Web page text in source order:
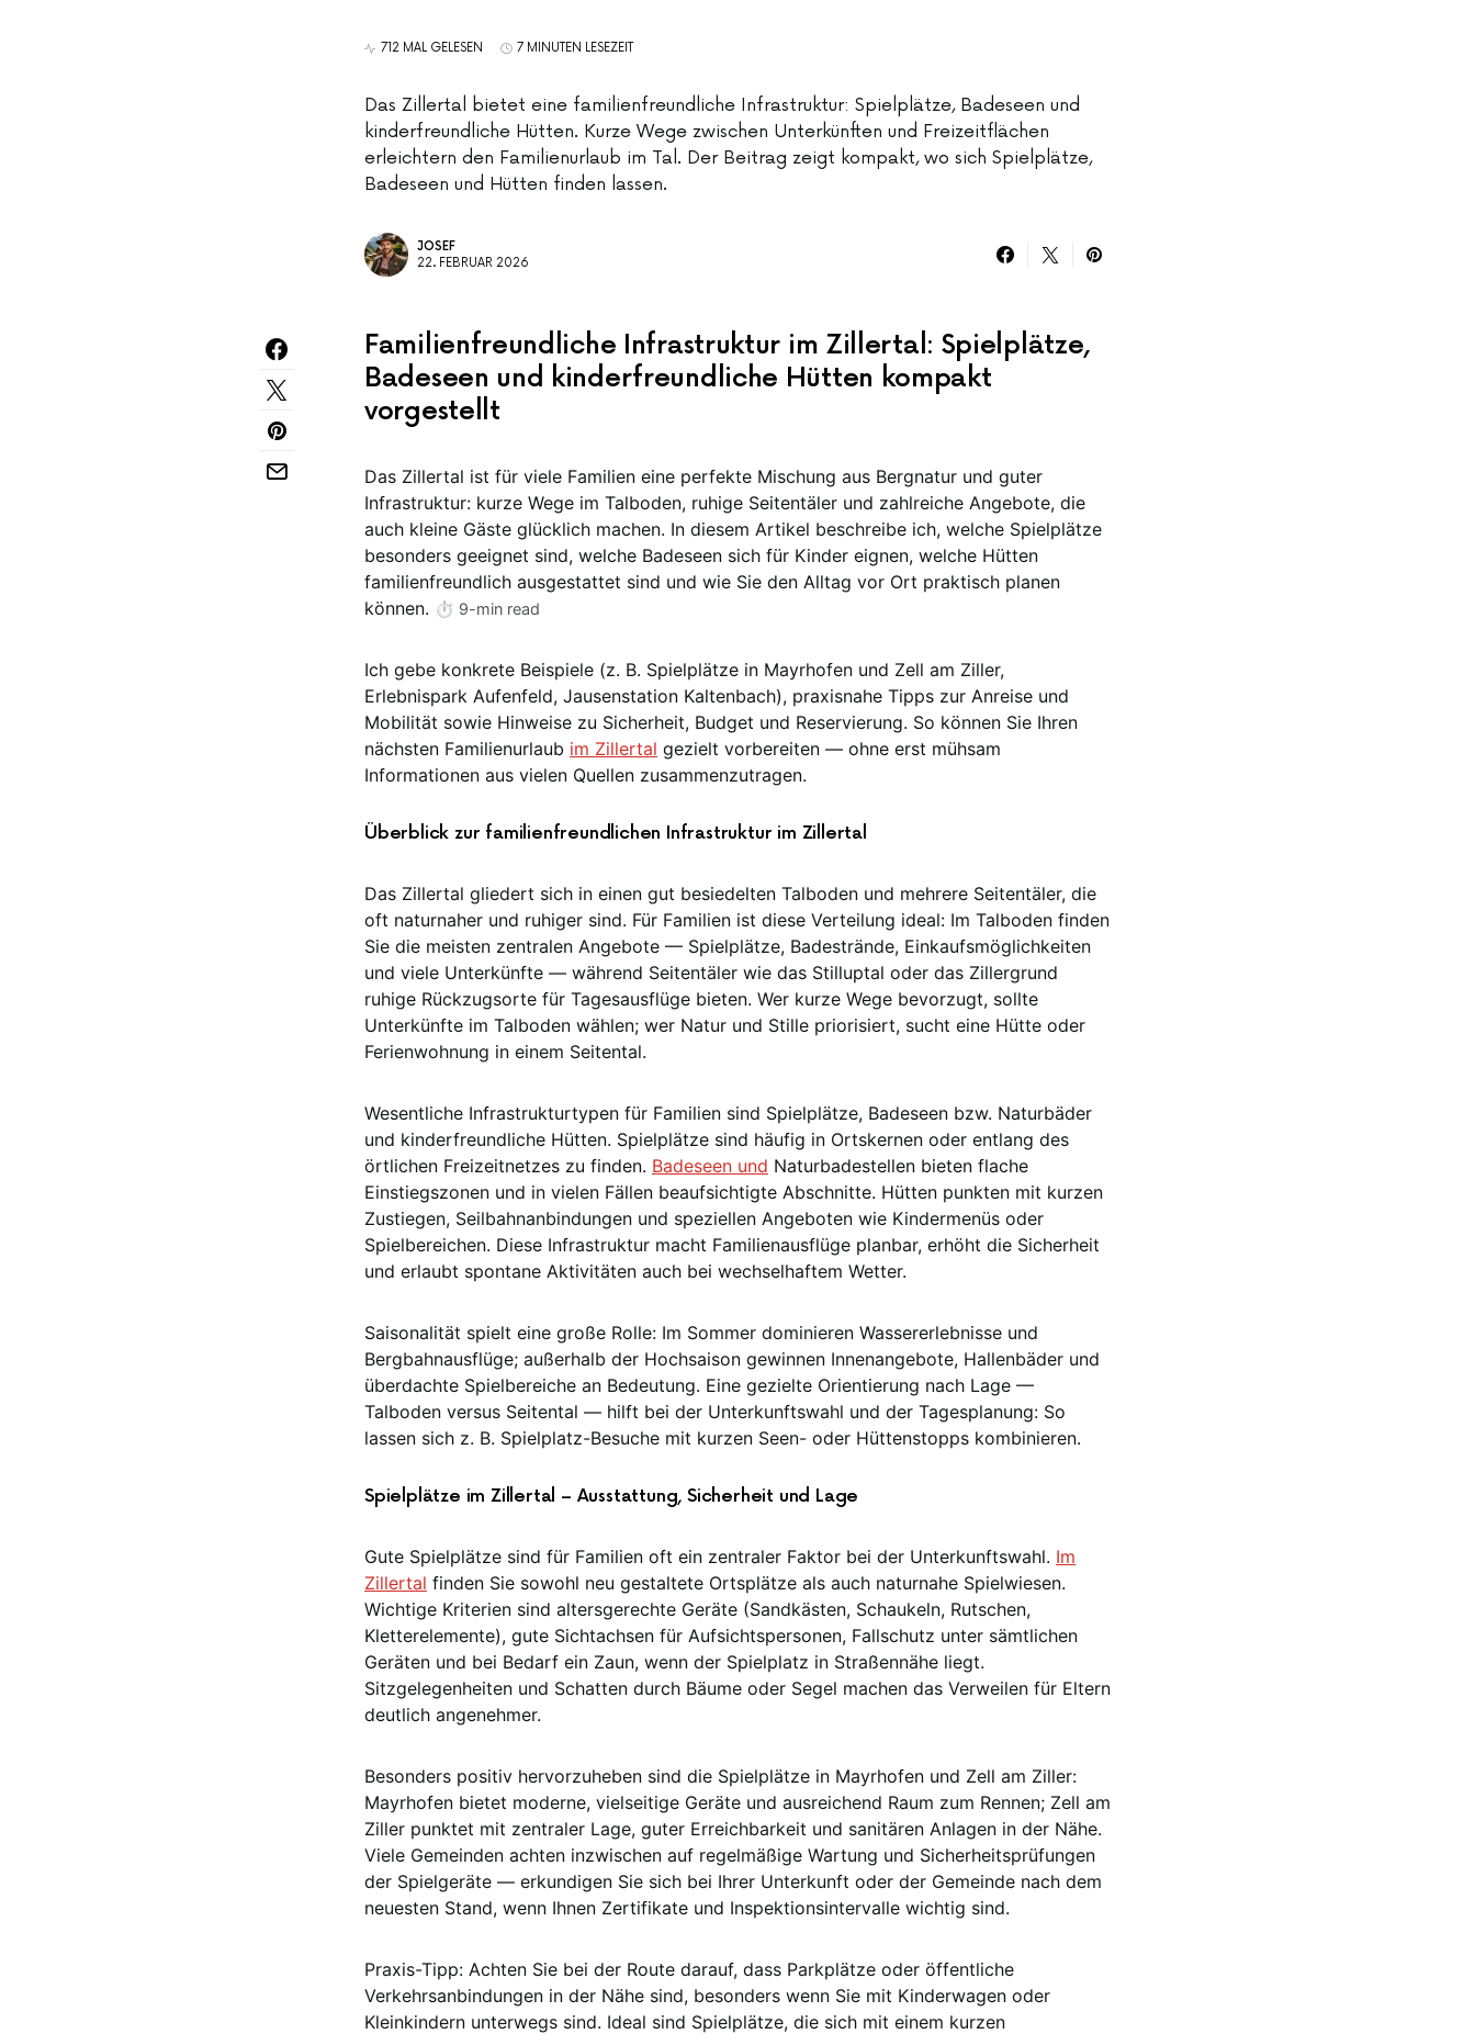
712 MAL GELESEN 7 MINUTEN LESEZEIT
Das Zillertal bietet eine familienfreundliche Infrastruktur: Spielplätze, Badeseen und
kinderfreundliche Hütten. Kurze Wege zwischen Unterkünften und Freizeitflächen
erleichtern den Familienurlaub im Tal. Der Beitrag zeigt kompakt, wo sich Spielplätze,
Badeseen und Hütten finden lassen.
JOSEF
22. FEBRUAR 2026
Familienfreundliche Infrastruktur im Zillertal: Spielplätze,
Badeseen und kinderfreundliche Hütten kompakt
vorgestellt
Das Zillertal ist für viele Familien eine perfekte Mischung aus Bergnatur und guter
Infrastruktur: kurze Wege im Talboden, ruhige Seitentäler und zahlreiche Angebote, die
auch kleine Gäste glücklich machen. In diesem Artikel beschreibe ich, welche Spielplätze
besonders geeignet sind, welche Badeseen sich für Kinder eignen, welche Hütten
familienfreundlich ausgestattet sind und wie Sie den Alltag vor Ort praktisch planen
können. ⏱️ 9-min read
Ich gebe konkrete Beispiele (z. B. Spielplätze in Mayrhofen und Zell am Ziller,
Erlebnispark Aufenfeld, Jausenstation Kaltenbach), praxisnahe Tipps zur Anreise und
Mobilität sowie Hinweise zu Sicherheit, Budget und Reservierung. So können Sie Ihren
nächsten Familienurlaub im Zillertal gezielt vorbereiten — ohne erst mühsam
Informationen aus vielen Quellen zusammenzutragen.
Überblick zur familienfreundlichen Infrastruktur im Zillertal
Das Zillertal gliedert sich in einen gut besiedelten Talboden und mehrere Seitentäler, die
oft naturnaher und ruhiger sind. Für Familien ist diese Verteilung ideal: Im Talboden finden
Sie die meisten zentralen Angebote — Spielplätze, Badestrände, Einkaufsmöglichkeiten
und viele Unterkünfte — während Seitentäler wie das Stilluptal oder das Zillergrund
ruhige Rückzugsorte für Tagesausflüge bieten. Wer kurze Wege bevorzugt, sollte
Unterkünfte im Talboden wählen; wer Natur und Stille priorisiert, sucht eine Hütte oder
Ferienwohnung in einem Seitental.
Wesentliche Infrastrukturtypen für Familien sind Spielplätze, Badeseen bzw. Naturbäder
und kinderfreundliche Hütten. Spielplätze sind häufig in Ortskernen oder entlang des
örtlichen Freizeitnetzes zu finden. Badeseen und Naturbadestellen bieten flache
Einstiegszonen und in vielen Fällen beaufsichtigte Abschnitte. Hütten punkten mit kurzen
Zustiegen, Seilbahnanbindungen und speziellen Angeboten wie Kindermenüs oder
Spielbereichen. Diese Infrastruktur macht Familienausflüge planbar, erhöht die Sicherheit
und erlaubt spontane Aktivitäten auch bei wechselhaftem Wetter.
Saisonalität spielt eine große Rolle: Im Sommer dominieren Wassererlebnisse und
Bergbahnausflüge; außerhalb der Hochsaison gewinnen Innenangebote, Hallenbäder und
überdachte Spielbereiche an Bedeutung. Eine gezielte Orientierung nach Lage —
Talboden versus Seitental — hilft bei der Unterkunftswahl und der Tagesplanung: So
lassen sich z. B. Spielplatz-Besuche mit kurzen Seen- oder Hüttenstopps kombinieren.
Spielplätze im Zillertal – Ausstattung, Sicherheit und Lage
Gute Spielplätze sind für Familien oft ein zentraler Faktor bei der Unterkunftswahl. Im
Zillertal finden Sie sowohl neu gestaltete Ortsplätze als auch naturnahe Spielwiesen.
Wichtige Kriterien sind altersgerechte Geräte (Sandkästen, Schaukeln, Rutschen,
Kletterelemente), gute Sichtachsen für Aufsichtspersonen, Fallschutz unter sämtlichen
Geräten und bei Bedarf ein Zaun, wenn der Spielplatz in Straßennähe liegt.
Sitzgelegenheiten und Schatten durch Bäume oder Segel machen das Verweilen für Eltern
deutlich angenehmer.
Besonders positiv hervorzuheben sind die Spielplätze in Mayrhofen und Zell am Ziller:
Mayrhofen bietet moderne, vielseitige Geräte und ausreichend Raum zum Rennen; Zell am
Ziller punktet mit zentraler Lage, guter Erreichbarkeit und sanitären Anlagen in der Nähe.
Viele Gemeinden achten inzwischen auf regelmäßige Wartung und Sicherheitsprüfungen
der Spielgeräte — erkundigen Sie sich bei Ihrer Unterkunft oder der Gemeinde nach dem
neuesten Stand, wenn Ihnen Zertifikate und Inspektionsintervalle wichtig sind.
Praxis-Tipp: Achten Sie bei der Route darauf, dass Parkplätze oder öffentliche
Verkehrsanbindungen in der Nähe sind, besonders wenn Sie mit Kinderwagen oder
Kleinkindern unterwegs sind. Ideal sind Spielplätze, die sich mit einem kurzen